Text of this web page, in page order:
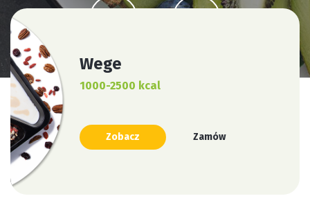
Wege
1000-2500 kcal
Zobacz Zamów